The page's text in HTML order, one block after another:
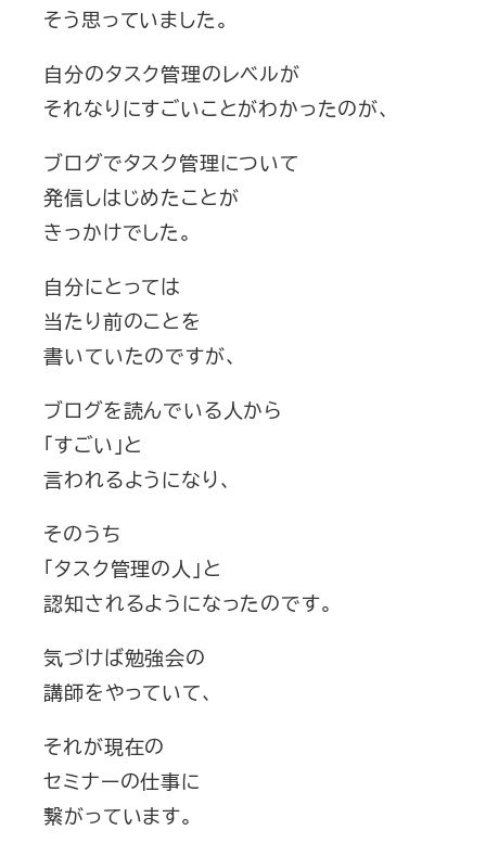
そう思っていました。
自分のタスク管理のレベルが
それなりにすごいことがわかったのが、
ブログでタスク管理について
発信しはじめたことが
きっかけでした。
自分にとっては
当たり前のことを
書いていたのですが、
ブログを読んでいる人から
「すごい」と
言われるようになり、
そのうち
「タスク管理の人」と
認知されるようになったのです。
気づけば勉強会の
講師をやっていて、
それが現在の
セミナーの仕事に
繋がっています。